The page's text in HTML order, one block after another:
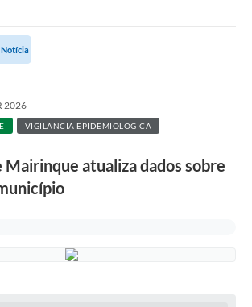
Notícia
2026
VIGILÂNCIA EPIDEMIOLÓGICA
atualiza dados sobre